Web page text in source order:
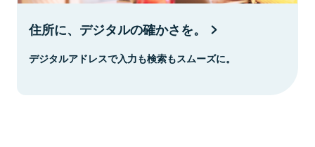
住所に、デジタルの確かさを。
デジタルアドレスで入力も検索もスムーズに。